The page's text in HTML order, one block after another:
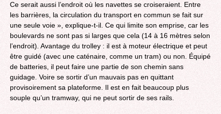
Ce serait aussi l’endroit où les navettes se croiseraient. Entre
les barrières, la circulation du transport en commun se fait sur
une seule voie », explique-t-il. Ce qui limite son emprise, car les
boulevards ne sont pas si larges que cela (14 à 16 mètres selon
l’endroit). Avantage du trolley : il est à moteur électrique et peut
être guidé (avec une caténaire, comme un tram) ou non. Équipé
de batteries, il peut faire une partie de son chemin sans
guidage. Voire se sortir d’un mauvais pas en quittant
provisoirement sa plateforme. Il est en fait beaucoup plus
souple qu’un tramway, qui ne peut sortir de ses rails.